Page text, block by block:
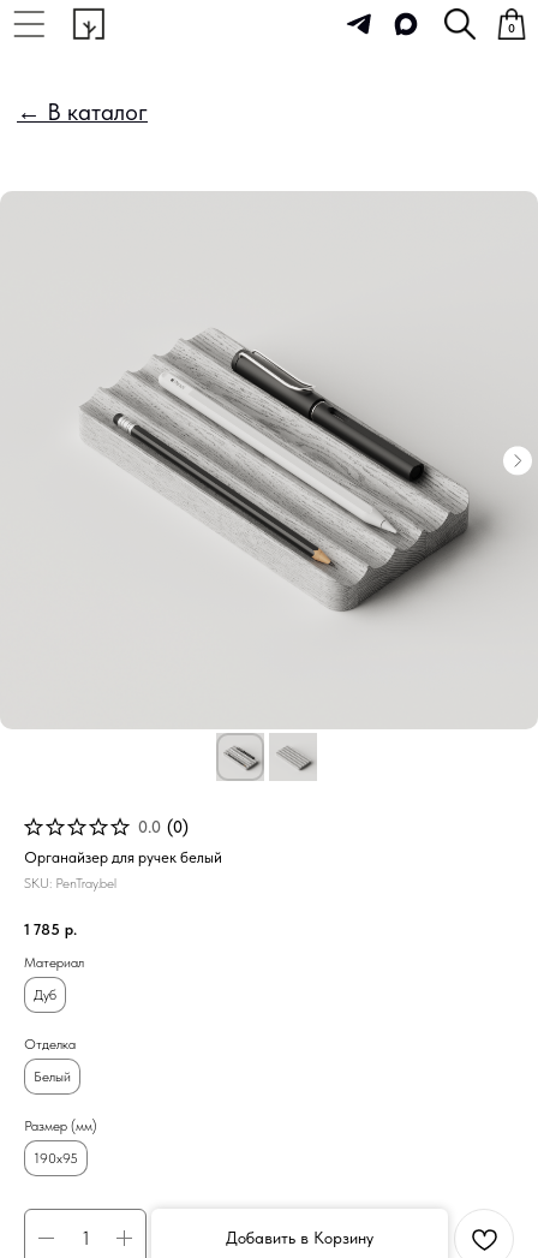
0
0.0 (0)
Органайзер для ручек белый
SKU: PenTray.bel
1 785 р.
Материал
Дуб
Отделка
Белый
Размер (мм)
190х95
Добавить в Корзину